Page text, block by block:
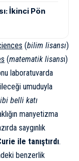
İkinci Pön
(bilim lisansı)
(matematik lisansı)
laboratuvarda
umuduyla
belli katı
manyetizma
saygınlık
ile tanıştırdı.
benzerlik